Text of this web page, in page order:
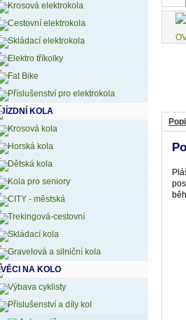
Krosová elektrokola
Cestovní elektrokola
Skládací elektrokola
Elektro tříkolky
Fat Bike
Příslušenství pro elektrokola
JÍZDNÍ KOLA
Krosová kola
Horská kola
Dětská kola
Kola pro seniory
CITY - městská
Trekingová-cestovní
Skládací kola
Gravelová a silniční kola
VĚCI NA KOLO
Výbava cyklisty
Příslušenství a díly kol